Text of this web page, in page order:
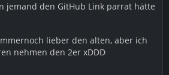
jemand den GitHub Link parrat hätte
lieber den alten, aber ich
nehmen den 2er xDDD